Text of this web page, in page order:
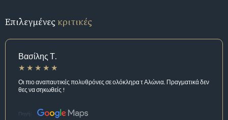
Επιλεγμένεςκριτικές
Βασίλης Τ.
Οι πιο αναπαυτικές πολυθρόνες σε ολόκληρα τ Αλώνια. Πραγματικά δεν
θες να σηκωθείς !
Πηγή: